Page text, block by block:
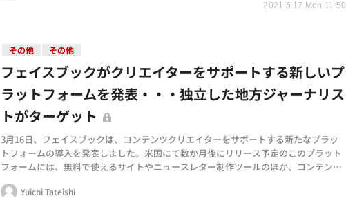
2021.5.17 Mon 11:50
その他 その他
フェイスブックがクリエイターをサポートする新しいプ
ラットフォームを発表・・・独立した地方ジャーナリス
トがターゲット
3月16日、フェイスブックは、コンテンツクリエイターをサポートする新たなプラッ
トフォームの導入を発表しました。米国にて数か月後にリリース予定のこのプラット
フォームには、無料で使えるサイトやニュースレター制作ツールのほか、コンテンツ
効果測定ツールを含む7つ…
Yuichi Tateishi